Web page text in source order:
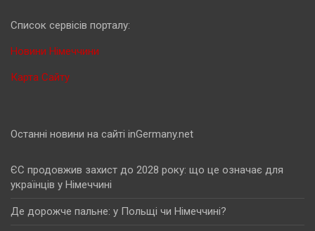
Cписок сервісів порталу:
Новини Німеччини
Карта Сайту
Останні новини на сайті inGermany.net
ЄС продовжив захист до 2028 року: що це означає для
українців у Німеччині
Де дорожче пальне: у Польщі чи Німеччині?